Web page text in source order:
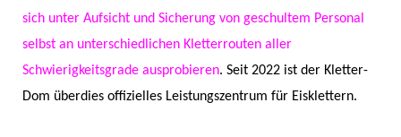
sich unter Aufsicht und Sicherung von geschultem Personal
selbst an unterschiedlichen Kletterrouten aller
Schwierigkeitsgrade ausprobieren. Seit 2022 ist der Kletter-
Dom überdies offizielles Leistungszentrum für Eisklettern.